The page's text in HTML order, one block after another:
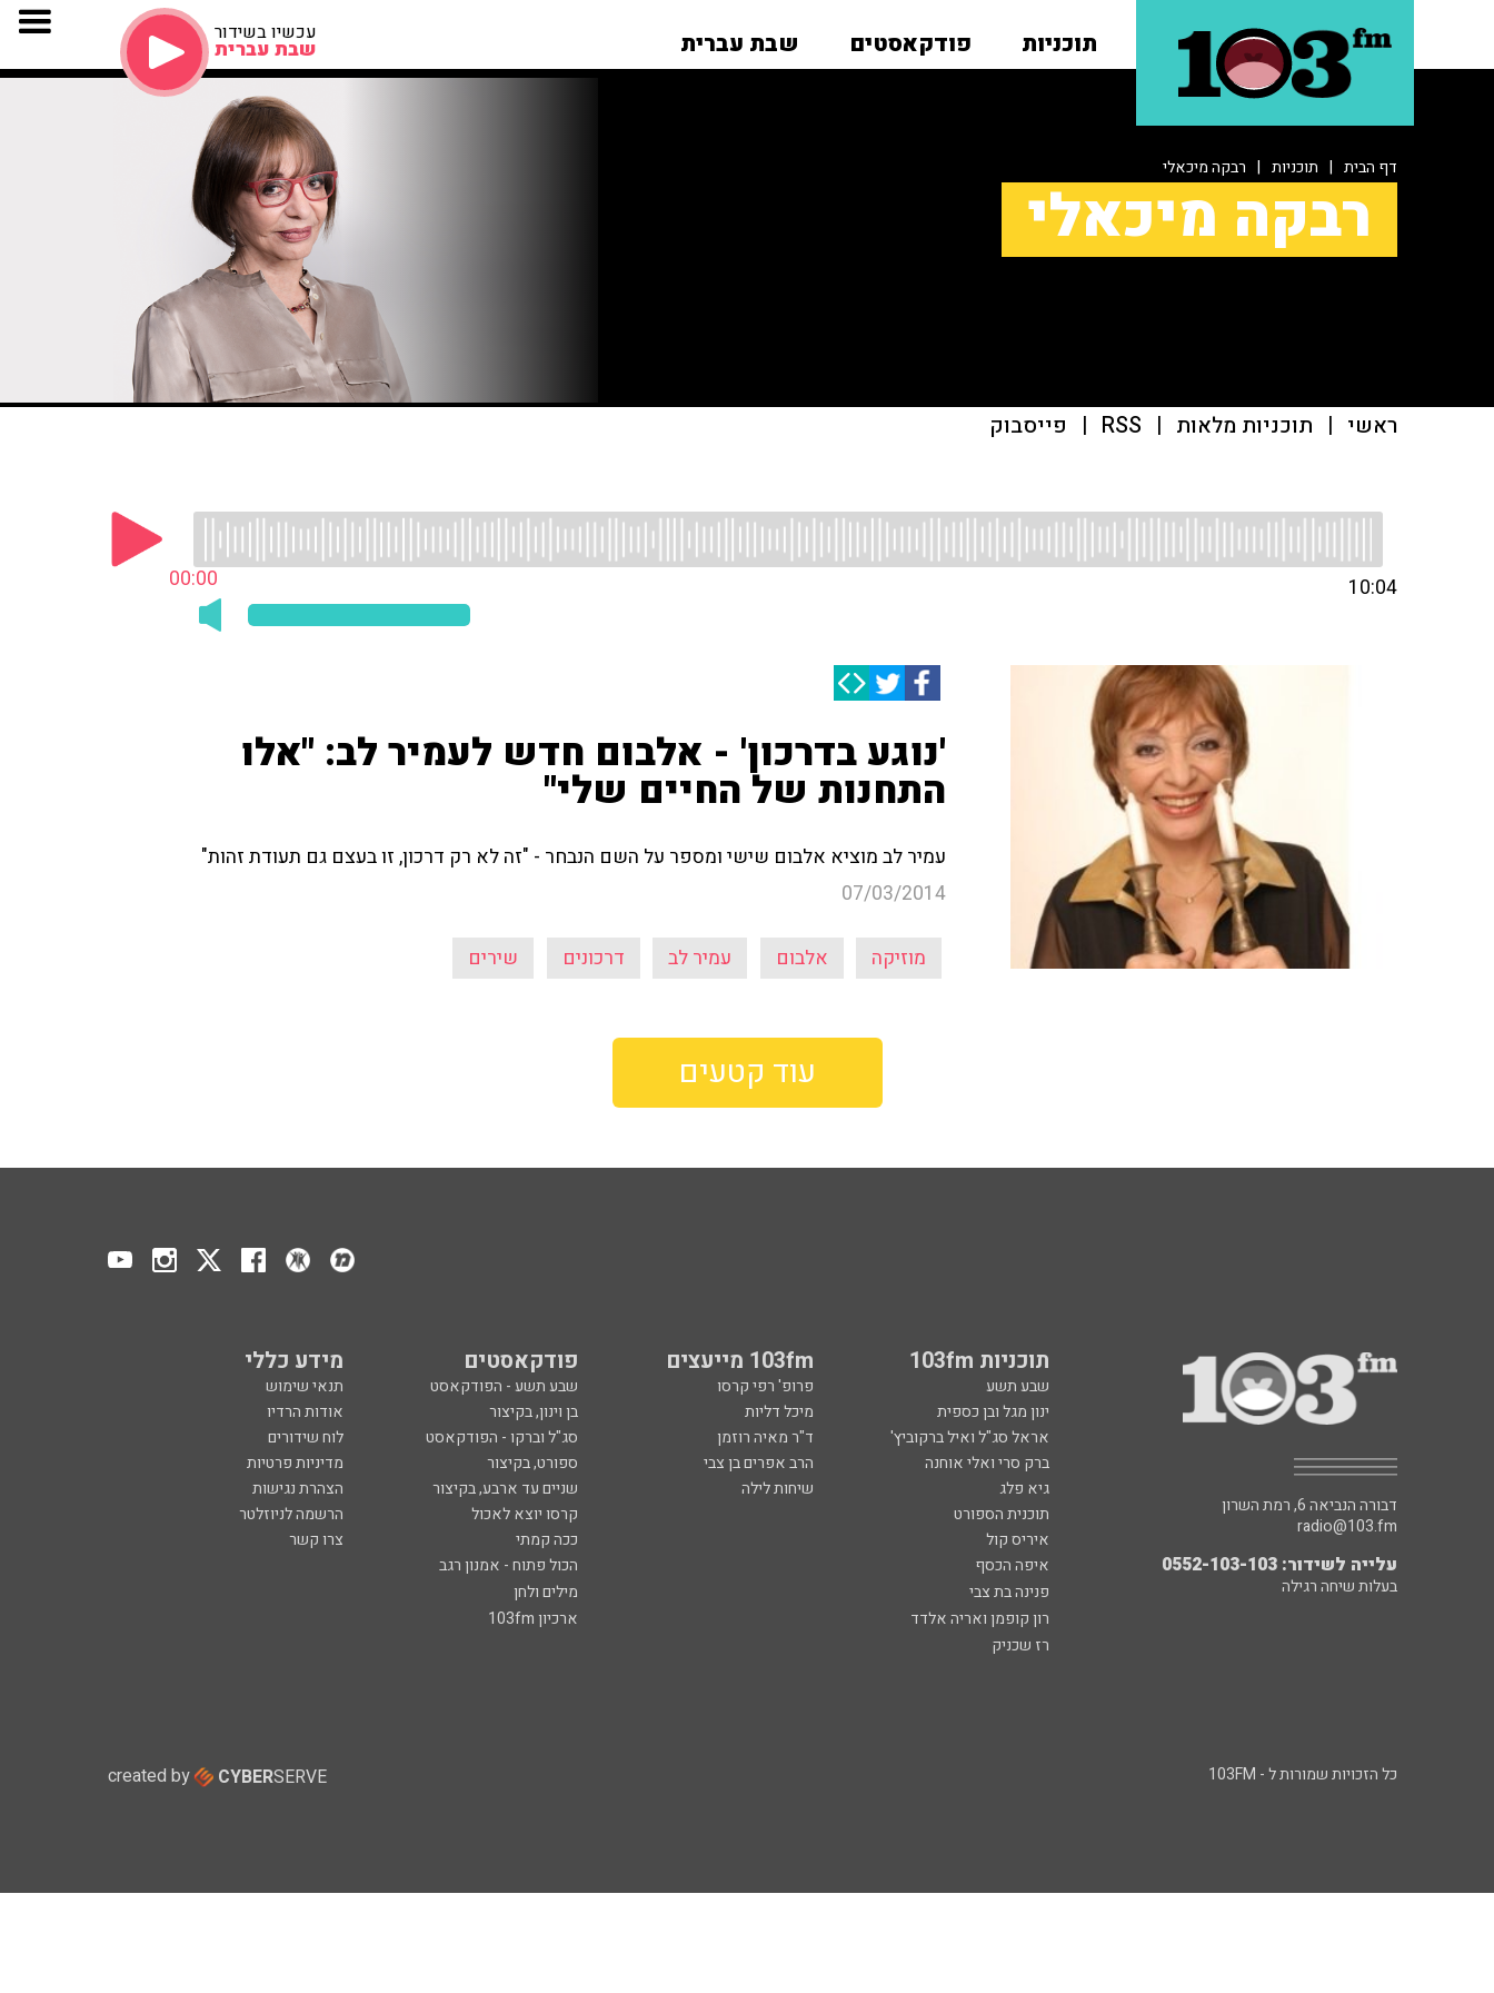
תוכניות פודקאסטים שבת עברית עכשיו בשידור
שבת עברית
דף הבית | תוכניות | רבקה מיכאלי
רבקה מיכאלי
ראשי | תוכניות מלאות |
RSS
| פייסבוק
00:00 10:04
'נוגע בדרכון' - אלבום חדש לעמיר לב: "אלו
התחנות של החיים שלי"
עמיר לב מוציא אלבום שישי ומספר על השם הנבחר - "זה לא רק דרכון, זו בעצם גם תעודת זהות"
07/03/2014
מוזיקה אלבום עמיר לב דרכונים שירים
עוד קטעים
תוכניות 103fm 103fm מייעצים פודקאסטים מידע כללי
שבע תשע פרופ' רפי קרסו שבע תשע - הפודקאסט
תנאי שימוש
ינון מגל ובן כספית
מיכל דליות בן וינון, בקיצור
אודות הרדיו
אראל סג"ל ואיל ברקוביץ'
ד"ר מאיה רוזמן סג"ל וברקו - הפודקאסט
לוח שידורים
ברק סרי ואלי אוחנה
הרב אפרים בן צבי ספורט, בקיצור
מדיניות פרטיות
גיא פלג
שיחות לילה שניים עד ארבע, בקיצור
הצהרת נגישות
תוכנית הספורט
קרסו יוצא לאכול
הרשמה לניוזלטר
איריס קול
ככה קמתי
צרו קשר
איפה הכסף
הכול פתוח - אמנון רגב
פנינה בת צבי
מילים ולחן
רון קופמן ואריה אלדד
ארכיון 103fm
רז שכניק
דבורה הנביאה 6, רמת השרון
radio@103.fm
עלייה לשידור: 0552-103-103
בעלות שיחה רגילה
כל הזכויות שמורות ל - 103FM created by CYBERSERVE